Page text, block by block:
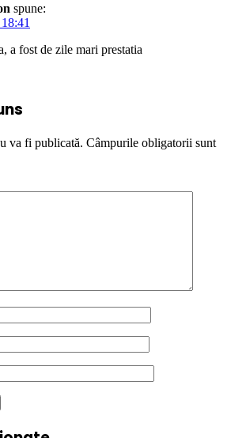
spune:
a fost de zile mari prestatia
va fi publicată. Câmpurile obligatorii sunt